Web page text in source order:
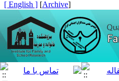
[
Archive
]
[ English ]